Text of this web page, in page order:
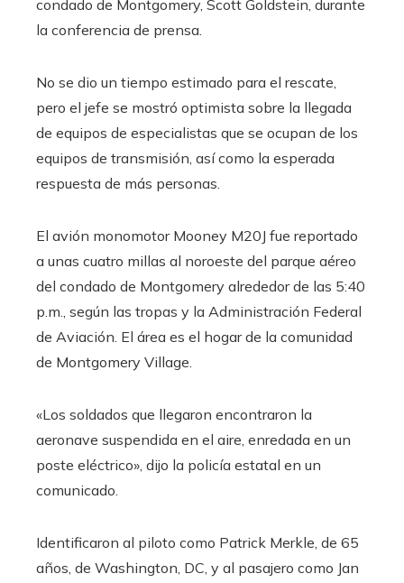
condado de Montgomery, Scott Goldstein, durante
la conferencia de prensa.
No se dio un tiempo estimado para el rescate,
pero el jefe se mostró optimista sobre la llegada
de equipos de especialistas que se ocupan de los
equipos de transmisión, así como la esperada
respuesta de más personas.
El avión monomotor Mooney M20J fue reportado
a unas cuatro millas al noroeste del parque aéreo
del condado de Montgomery alrededor de las 5:40
p.m., según las tropas y la Administración Federal
de Aviación. El área es el hogar de la comunidad
de Montgomery Village.
«Los soldados que llegaron encontraron la
aeronave suspendida en el aire, enredada en un
poste eléctrico», dijo la policía estatal en un
comunicado.
Identificaron al piloto como Patrick Merkle, de 65
años, de Washington, DC, y al pasajero como Jan